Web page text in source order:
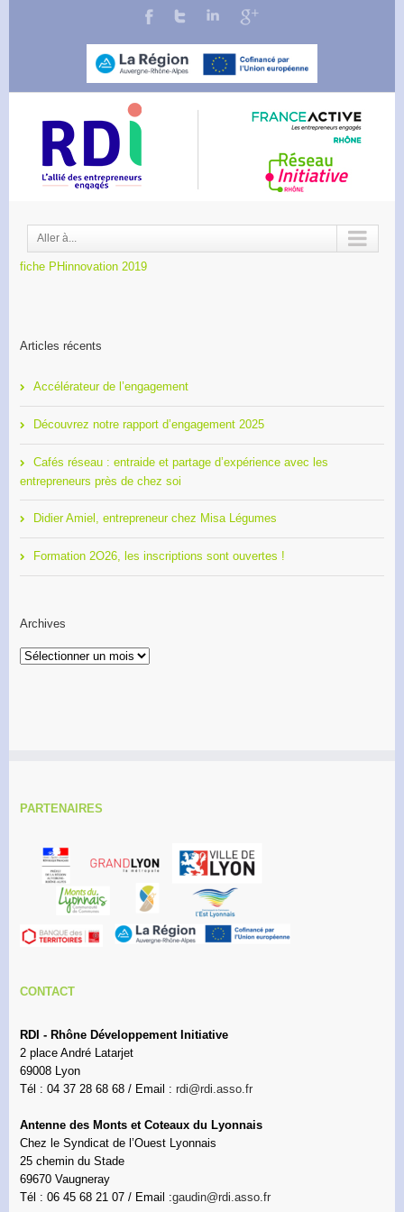
Aller à...
fiche PHinnovation 2019
Articles récents
Accélérateur de l’engagement
Découvrez notre rapport d’engagement 2025
Cafés réseau : entraide et partage d’expérience avec les
entrepreneurs près de chez soi
Didier Amiel, entrepreneur chez Misa Légumes
Formation 2O26, les inscriptions sont ouvertes !
Archives
Archives
PARTENAIRES
CONTACT
RDI - Rhône Développement Initiative
2 place André Latarjet
69008 Lyon
Tél : 04 37 28 68 68 / Email : rdi@rdi.asso.fr
Antenne des Monts et Coteaux du Lyonnais
Chez le Syndicat de l’Ouest Lyonnais
25 chemin du Stade
69670 Vaugneray
Tél : 06 45 68 21 07 / Email :gaudin@rdi.asso.fr